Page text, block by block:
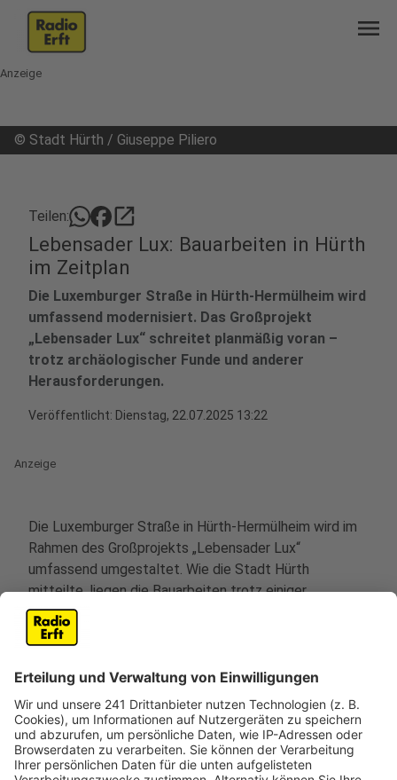
menu
Anzeige
© Stadt Hürth / Giuseppe Piliero
Teilen: open_in_new
Lebensader Lux: Bauarbeiten in Hürth
im Zeitplan
Die Luxemburger Straße in Hürth-Hermülheim wird
umfassend modernisiert. Das Großprojekt
„Lebensader Lux“ schreitet planmäßig voran –
trotz archäologischer Funde und anderer
Herausforderungen.
Veröffentlicht: Dienstag, 22.07.2025 13:22
Anzeige
Die Luxemburger Straße in Hürth-Hermülheim wird im
Rahmen des Großprojekts „Lebensader Lux“
umfassend umgestaltet. Wie die Stadt Hürth
mitteilte, liegen die Bauarbeiten trotz einiger
Herausforderungen im Zeitplan.
Archäologische Funde und die Suche nach
Kampfmitteln hatten zwar zu Planänderungen geführt,
dennoch konnten alle Leitungen zwischen der
Horbeller Straße und der Fritz-Räcke-Straße
termingerecht verlegt werden. Auch die Arbeiten an
den Geh- und Fahrradwegen sind pünktlich gestartet.